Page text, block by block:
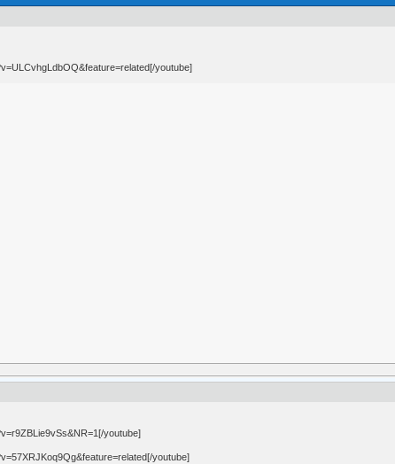
youtube]
youtube]
youtube]